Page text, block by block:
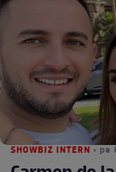
SHOWBIZ INTERN • pe